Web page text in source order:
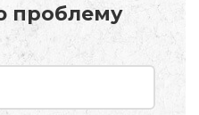
проблему